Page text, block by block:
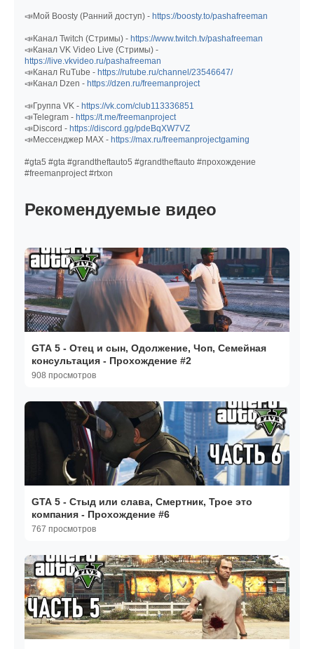
📣Мой Boosty (Ранний доступ) - https://boosty.to/pashafreeman
📣Канал Twitch (Стримы) - https://www.twitch.tv/pashafreeman
📣Канал VK Video Live (Стримы) -
https://live.vkvideo.ru/pashafreeman
📣Канал RuTube - https://rutube.ru/channel/23546647/
📣Канал Dzen - https://dzen.ru/freemanproject
📣Группа VK - https://vk.com/club113336851
📣Telegram - https://t.me/freemanproject
📣Discord - https://discord.gg/pdeBqXW7VZ
📣Мессенджер MAX - https://max.ru/freemanprojectgaming
#gta5 #gta #grandtheftauto5 #grandtheftauto #прохождение
#freemanproject #rtxon
Рекомендуемые видео
GTA 5 - Отец и сын, Одолжение, Чоп, Семейная
консультация - Прохождение #2
908 просмотров
GTA 5 - Стыд или слава, Смертник, Трое это
компания - Прохождение #6
767 просмотров